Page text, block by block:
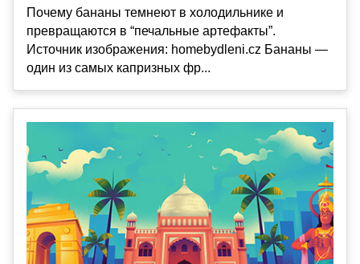
Почему бананы темнеют в холодильнике и
превращаются в “печальные артефакты”.
Источник изображения: homebydleni.cz Бананы —
один из самых капризных фр...